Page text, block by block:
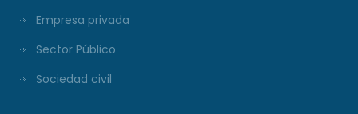
Empresa privada
Sector Público
Sociedad civil